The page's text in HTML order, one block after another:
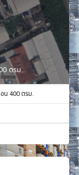
ตรม.
อน 400 ตรม.